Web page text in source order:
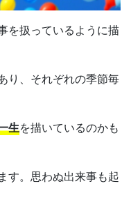
を扱っているように描
り、それぞれの季節毎
生を描いているのかも
す。思わぬ出来事も起